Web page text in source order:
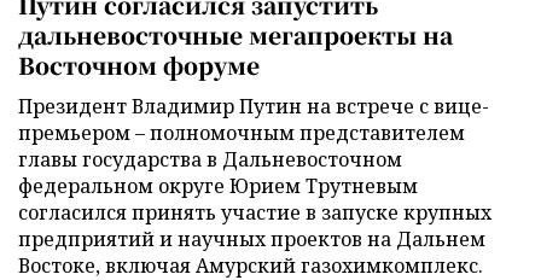
дальневосточные мегапроекты на
Восточном форуме
Президент Владимир Путин на встрече с вице-
премьером – полномочным представителем
главы государства в Дальневосточном
федеральном округе Юрием Трутневым
согласился принять участие в запуске крупных
предприятий и научных проектов на Дальнем
Востоке, включая Амурский газохимкомплекс.